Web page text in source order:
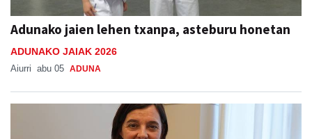
Adunako jaien lehen txanpa, asteburu honetan
ADUNAKO JAIAK 2026
Aiurri abu 05 ADUNA